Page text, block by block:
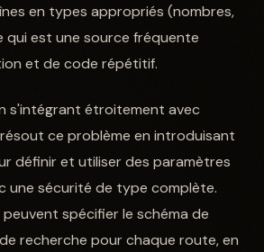
en types appropriés (nombres,
qui est une source fréquente
et de code répétitif.
s'intégrant étroitement avec
ce problème en introduisant
définir et utiliser des paramètres
une sécurité de type complète.
spécifier le schéma de
recherche pour chaque route, en